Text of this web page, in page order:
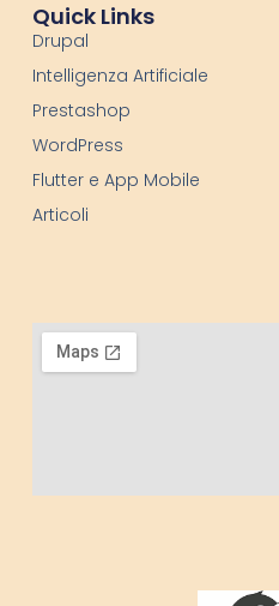
Quick Links
Drupal
Intelligenza Artificiale
Prestashop
WordPress
Flutter e App Mobile
Articoli